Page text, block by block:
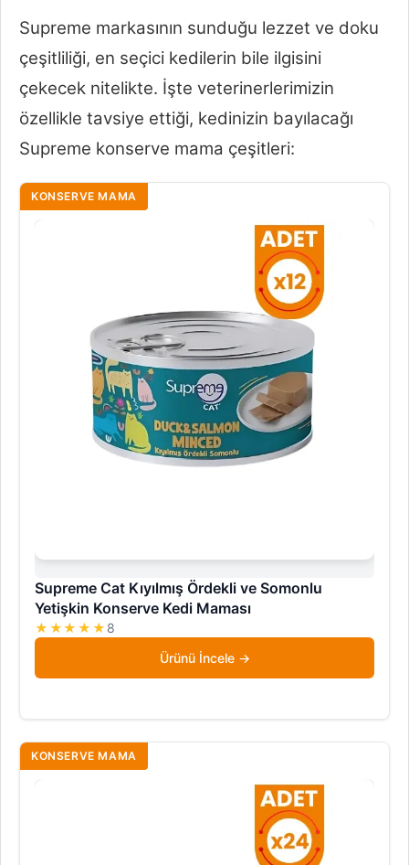
Supreme markasının sunduğu lezzet ve doku
çeşitliliği, en seçici kedilerin bile ilgisini
çekecek nitelikte. İşte veterinerlerimizin
özellikle tavsiye ettiği, kedinizin bayılacağı
Supreme konserve mama çeşitleri:
KONSERVE MAMA
Supreme Cat Kıyılmış Ördekli ve Somonlu
Yetişkin Konserve Kedi Maması
★★★★★ 8
Ürünü İncele
KONSERVE MAMA